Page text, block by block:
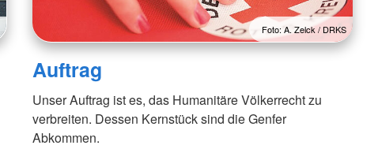
Foto: A. Zelck / DRKS
Auftrag
Unser Auftrag ist es, das Humanitäre Völkerrecht zu
verbreiten. Dessen Kernstück sind die Genfer
Abkommen.